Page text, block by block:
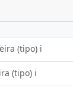
(tipo) ℹ️
(tipo) ℹ️